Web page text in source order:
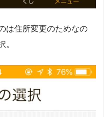
は住所変更のためなの
。